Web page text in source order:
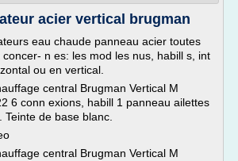
acier vertical brugman
eau chaude panneau acier toutes
n es: les mod les nus, habill s, int
ou en vertical.
central Brugman Vertical M
6 conn exions, habill 1 panneau ailettes
de base blanc.
central Brugman Vertical M